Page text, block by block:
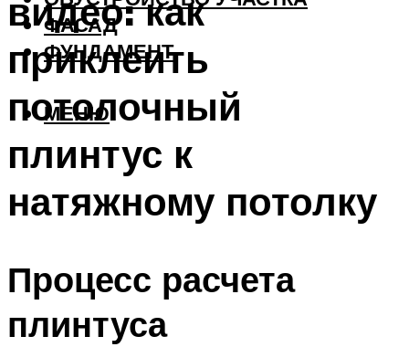
ФАСАД
ФУНДАМЕНТ
МЕНЮ
видео: как
приклеить
потолочный
плинтус к
натяжному потолку
Процесс расчета
плинтуса